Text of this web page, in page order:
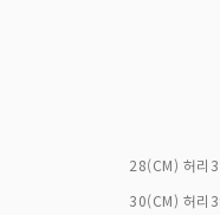
28(CM) 허리
30(CM) 허리